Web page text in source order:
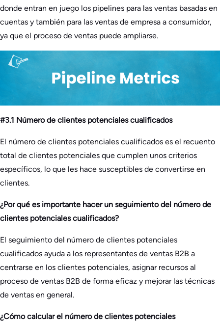
donde entran en juego los pipelines para las ventas basadas en
cuentas y también para las ventas de empresa a consumidor,
ya que el proceso de ventas puede ampliarse.
#3.1 Número de clientes potenciales cualificados
El número de clientes potenciales cualificados es el recuento
total de clientes potenciales que cumplen unos criterios
específicos, lo que les hace susceptibles de convertirse en
clientes.
¿Por qué es importante hacer un seguimiento del número de
clientes potenciales cualificados?
El seguimiento del número de clientes potenciales
cualificados ayuda a los representantes de ventas B2B a
centrarse en los clientes potenciales, asignar recursos al
proceso de ventas B2B de forma eficaz y mejorar las técnicas
de ventas en general.
¿Cómo calcular el número de clientes potenciales